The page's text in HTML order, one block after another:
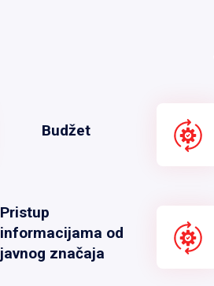
Budžet
Pristup
informacijama od
javnog značaja